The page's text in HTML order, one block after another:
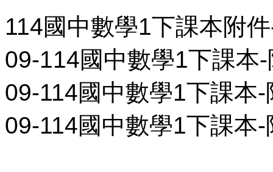
114國中數學1下課本附
09-114國中數學1下課本
09-114國中數學1下課本
09-114國中數學1下課本